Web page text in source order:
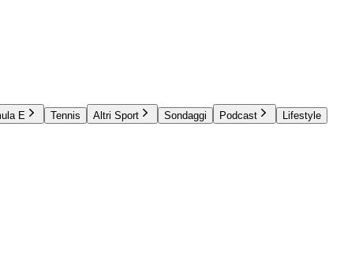
E Tennis Altri Sport Sondaggi Podcast
Lifestyle